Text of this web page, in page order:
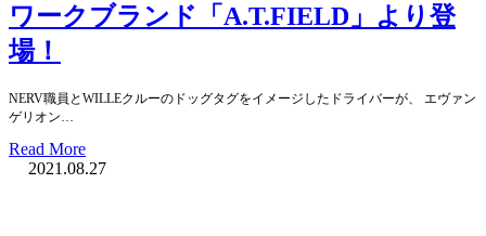
ワークブランド「A.T.FIELD」より登
場！
NERV職員とWILLEクルーのドッグタグをイメージしたドライバーが、 エヴァン
ゲリオン…
Read More
2021.08.27